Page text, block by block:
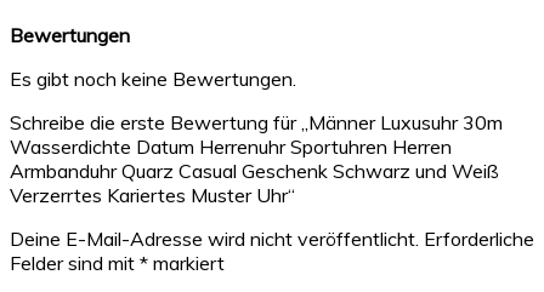
Bewertungen
Es gibt noch keine Bewertungen.
Schreibe die erste Bewertung für „Männer Luxusuhr 30m
Wasserdichte Datum Herrenuhr Sportuhren Herren
Armbanduhr Quarz Casual Geschenk Schwarz und Weiß
Verzerrtes Kariertes Muster Uhr“
Deine E-Mail-Adresse wird nicht veröffentlicht. Erforderliche
Felder sind mit * markiert